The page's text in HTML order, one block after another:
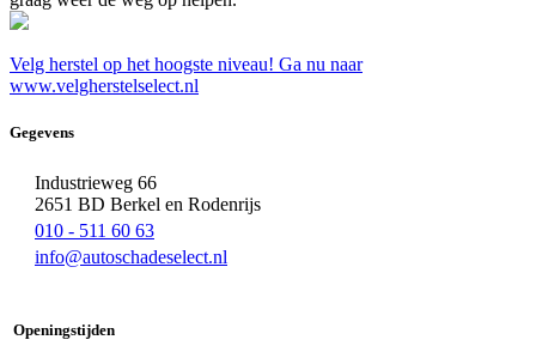
Velg herstel op het hoogste niveau! Ga nu naar
www.velgherstelselect.nl
Gegevens
Industrieweg 66
2651 BD Berkel en Rodenrijs
010 - 511 60 63
info@autoschadeselect.nl
Openingstijden